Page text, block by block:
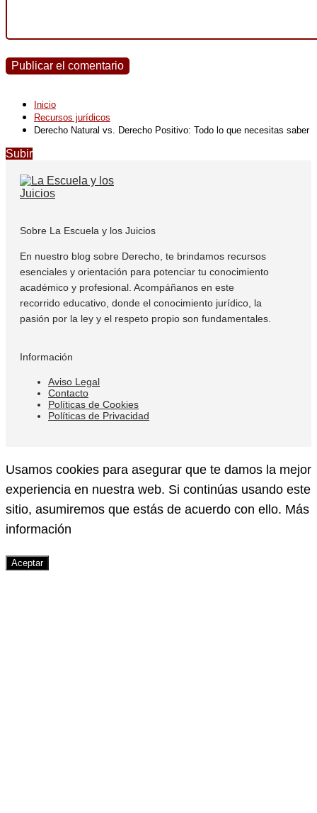
Inicio
Recursos jurídicos
Derecho Natural vs. Derecho Positivo: Todo lo que necesitas saber
Subir
Sobre La Escuela y los Juicios
En nuestro blog sobre Derecho, te brindamos recursos
esenciales y orientación para potenciar tu conocimiento
académico y profesional. Acompáñanos en este
recorrido educativo, donde el conocimiento jurídico, la
pasión por la ley y el respeto propio son fundamentales.
Información
Aviso Legal
Contacto
Políticas de Cookies
Políticas de Privacidad
Usamos cookies para asegurar que te damos la mejor
experiencia en nuestra web. Si continúas usando este
sitio, asumiremos que estás de acuerdo con ello. Más
información
Aceptar